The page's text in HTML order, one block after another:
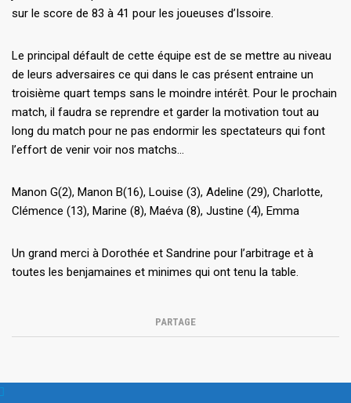
sur le score de 83 à 41 pour les joueuses d’Issoire.
Le principal défault de cette équipe est de se mettre au niveau
de leurs adversaires ce qui dans le cas présent entraine un
troisième quart temps sans le moindre intérêt. Pour le prochain
match, il faudra se reprendre et garder la motivation tout au
long du match pour ne pas endormir les spectateurs qui font
l’effort de venir voir nos matchs…
Manon G(2), Manon B(16), Louise (3), Adeline (29), Charlotte,
Clémence (13), Marine (8), Maéva (8), Justine (4), Emma
Un grand merci à Dorothée et Sandrine pour l’arbitrage et à
toutes les benjamaines et minimes qui ont tenu la table.
PARTAGE